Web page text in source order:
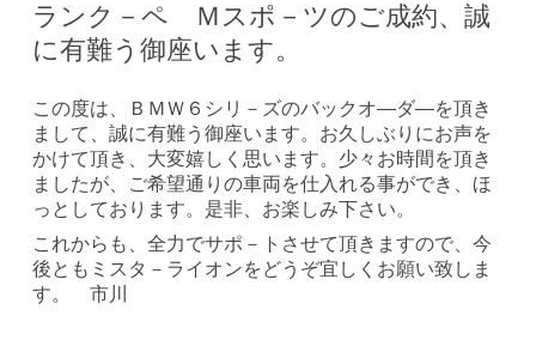
ランク－ペ Ｍスポ－ツのご成約、誠
に有難う御座います。
この度は、ＢＭＷ６シリ－ズのバックオ―ダ―を頂き
まして、誠に有難う御座います。お久しぶりにお声を
かけて頂き、大変嬉しく思います。少々お時間を頂き
ましたが、ご希望通りの車両を仕入れる事ができ、ほ
っとしております。是非、お楽しみ下さい。
これからも、全力でサポ－トさせて頂きますので、今
後ともミスタ－ライオンをどうぞ宜しくお願い致しま
す。 市川